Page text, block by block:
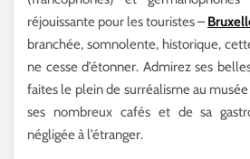
réjouissante pour les touristes –
branchée, somnolente, historique,
ne cesse d’étonner. Admirez ses
faites le plein de surréalisme au
ses nombreux cafés et de sa
négligée à l’étranger.